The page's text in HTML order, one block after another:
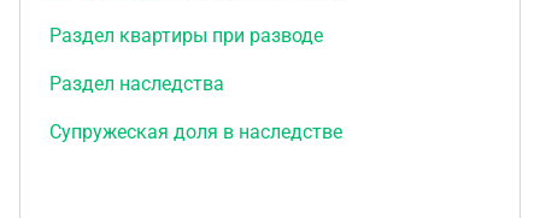
Раздел квартиры при разводе
Раздел наследства
Супружеская доля в наследстве